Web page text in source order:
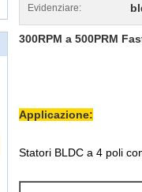
Evidenziare:
300RPM a 500PRM
Applicazione:
Statori BLDC a 4 poli